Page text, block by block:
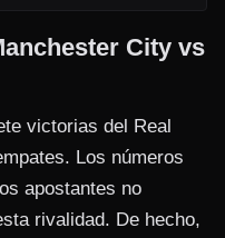
City vs
victorias del Real
Los números
apostantes no
rivalidad. De hecho,